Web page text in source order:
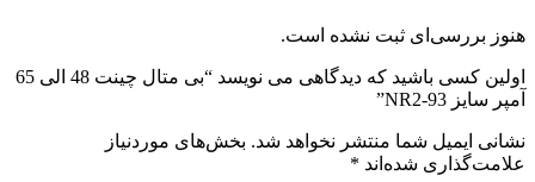
هنوز بررسی‌ای ثبت نشده است.
اولین کسی باشید که دیدگاهی می نویسد “بی متال چینت 48 الی 65
آمپر سایز NR2-93”
نشانی ایمیل شما منتشر نخواهد شد. بخش‌های موردنیاز
علامت‌گذاری شده‌اند *